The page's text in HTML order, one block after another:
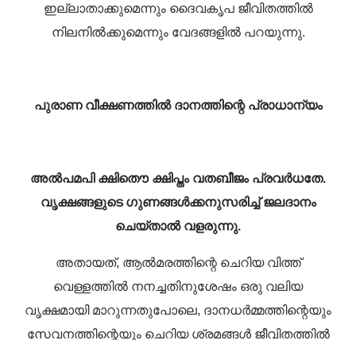
ഇല്ലാതാക്കുമെന്നും ദൈവകൃപ ജീവിതത്തിൽ
നിലനിൽക്കുമെന്നും വേദങ്ങളിൽ പറയുന്നു.
പുരാണ വീക്ഷണത്തിൽ ദാനത്തിന്റെ പ്രാധാന്യം
അൽപമപി ക്ഷിതൌ ക്ഷിപ്തം വതബീജം പ്രവർധതേ.
വൃക്ഷങ്ങളുടെ ഗുണങ്ങൾക്കനുസരിച്ച് ജലദാനം
ചെയ്താൽ വളരുന്നു.
അതായത്, ആൽമരത്തിന്റെ ചെറിയ വിത്ത്
വെള്ളത്തിൽ നനച്ചതിനുശേഷം ഒരു വലിയ
വൃക്ഷമായി മാറുന്നതുപോലെ, ദാനധർമ്മത്തിന്റെയും
സേവനത്തിന്റെയും ചെറിയ ശ്രമങ്ങൾ ജീവിതത്തിൽ